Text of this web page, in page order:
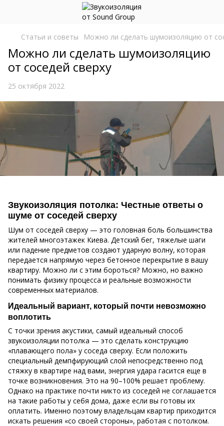
Статьи и советы Можно ли сделать шумоизоляцию от
Можно ли сделать шумоизоляцию
от соседей сверху
25 октября 2022
Звукоизоляция потолка: Честные ответы о
шуме от соседей сверху
Шум от соседей сверху — это головная боль большинства
жителей многоэтажек Киева. Детский бег, тяжелые шаги
или падение предметов создают ударную волну, которая
передается напрямую через бетонное перекрытие в вашу
квартиру. Можно ли с этим бороться? Можно, но важно
понимать физику процесса и реальные возможности
современных материалов.
Идеальный вариант, который почти невозможно
воплотить
С точки зрения акустики, самый идеальный способ
звукоизоляции потолка — это сделать конструкцию
«плавающего пола» у соседа сверху. Если положить
специальный демпфирующий слой непосредственно под
стяжку в квартире над вами, энергия удара гасится еще в
точке возникновения. Это на 90–100% решает проблему.
Однако на практике почти никто из соседей не соглашается
на такие работы у себя дома, даже если вы готовы их
оплатить. Именно поэтому владельцам квартир приходится
искать решения «со своей стороны», работая с потолком.